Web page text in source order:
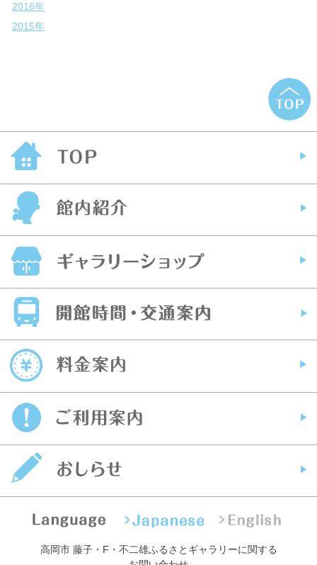
2016年
2015年
高岡市 藤子・F・不二雄ふるさとギャラリーに関する